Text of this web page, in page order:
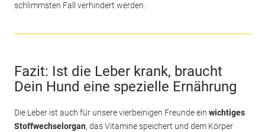
schlimmsten Fall verhindert werden.
Fazit: Ist die Leber krank, braucht
Dein Hund eine spezielle Ernährung
Die Leber ist auch für unsere vierbeinigen Freunde ein wichtiges
Stoffwechselorgan, das Vitamine speichert und dem Körper